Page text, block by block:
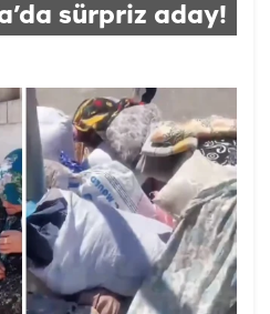
sürpriz aday!